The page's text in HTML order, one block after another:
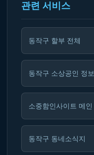
관련 서비스
동작구 할부 전체
동작구 소상공인 정보
소중함인사이트 메인
동작구 동네소식지